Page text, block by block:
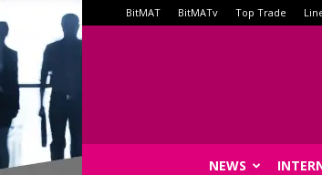
BitMAT BitMATv Top Trade
NEWS